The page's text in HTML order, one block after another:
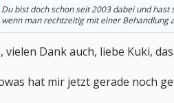
Du bist doch schon seit 2003 dabei und
wenn man rechtzeitig mit einer Behandlung
vielen Dank auch, liebe Kuki,
hat mir jetzt gerade noch